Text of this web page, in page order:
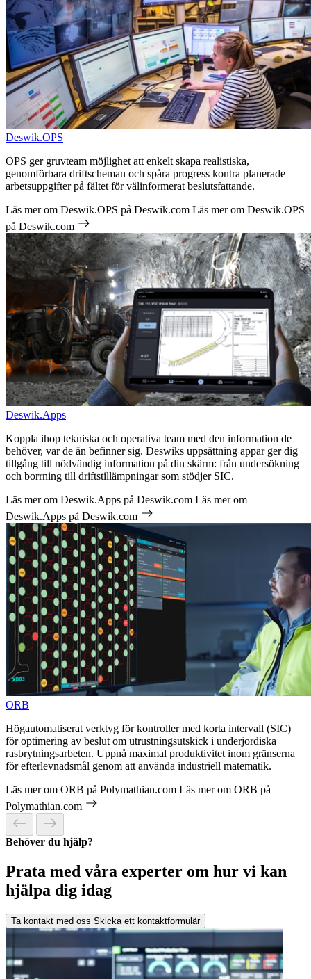
Deswik.OPS
OPS ger gruvteam möjlighet att enkelt skapa realistiska,
genomförbara driftscheman och spåra progress kontra planerade
arbetsuppgifter på fältet för välinformerat beslutsfattande.
Läs mer om Deswik.OPS på Deswik.com Läs mer om Deswik.OPS
på Deswik.com
Deswik.Apps
Koppla ihop tekniska och operativa team med den information de
behöver, var de än befinner sig. Deswiks uppsättning appar ger dig
tillgång till nödvändig information på din skärm: från undersökning
och borrning till driftstillämpningar som stödjer SIC.
Läs mer om Deswik.Apps på Deswik.com Läs mer om
Deswik.Apps på Deswik.com
ORB
Högautomatiserat verktyg för kontroller med korta intervall (SIC)
för optimering av beslut om utrustningsutskick i underjordiska
rasbrytningsarbeten. Uppnå maximal produktivitet inom gränserna
för efterlevnadsmål genom att använda industriell matematik.
Läs mer om ORB på Polymathian.com Läs mer om ORB på
Polymathian.com
Behöver du hjälp?
Prata med våra experter om hur vi kan
hjälpa dig idag
Ta kontakt med oss Skicka ett kontaktformulär